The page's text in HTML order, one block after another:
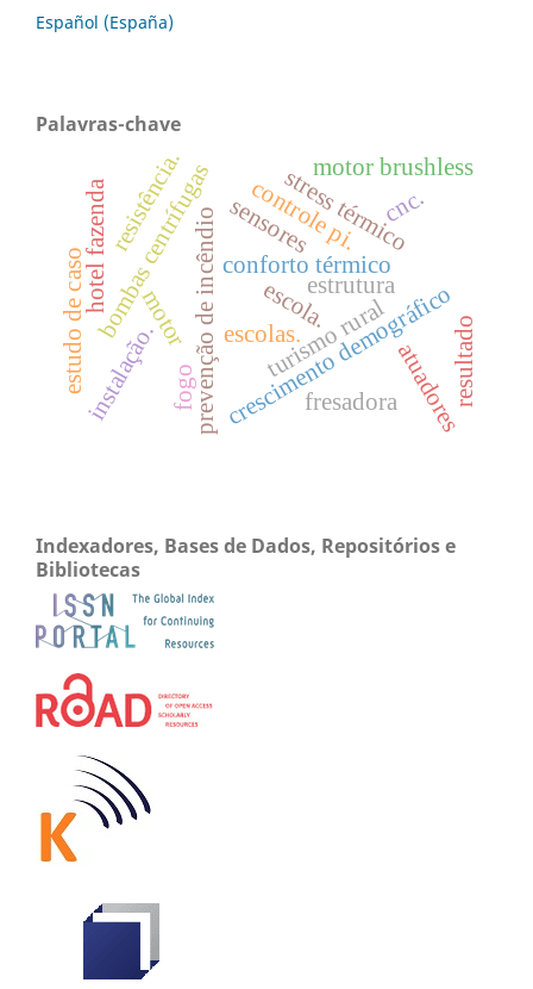
Español (España)
Palavras-chave
crescimento demográfico
motorprevenção de incêndio escola.
conforto térmico
stress térmico
bombas centrífugas
hotel fazenda
turismo rural
sensores
atuadores
instalação.
cnc.
motor brushless
controle pi.
fogo fresadora
estudo de caso escolas.
resistência.
estrutura
resultado
Indexadores, Bases de Dados, Repositórios e
Bibliotecas